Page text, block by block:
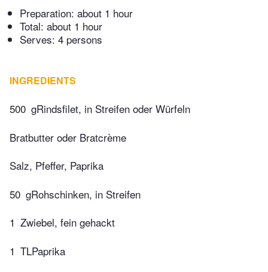
Preparation: about 1 hour
Total: about 1 hour
Serves: 4 persons
INGREDIENTS
500 gRindsfilet, in Streifen oder Würfeln
Bratbutter oder Bratcrème
Salz, Pfeffer, Paprika
50 gRohschinken, in Streifen
1 Zwiebel, fein gehackt
1 TLPaprika